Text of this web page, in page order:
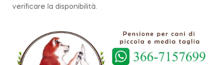
verificare la disponibilità.